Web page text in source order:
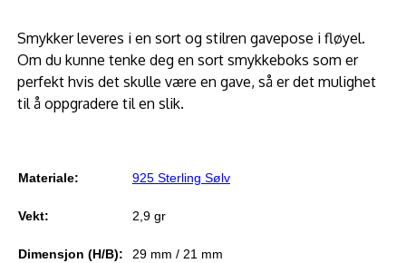
Smykker leveres i en sort og stilren gavepose i fløyel.
Om du kunne tenke deg en sort smykkeboks som er
perfekt hvis det skulle være en gave, så er det mulighet
til å oppgradere til en slik.
Materiale: 925 Sterling Sølv
Vekt: 2,9 gr
Dimensjon (H/B): 29 mm / 21 mm